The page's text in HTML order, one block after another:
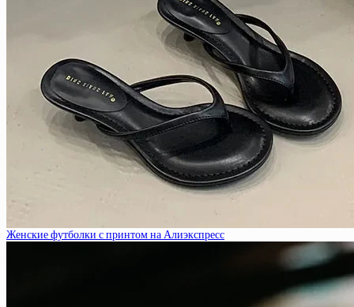
Женские футболки с принтом на Алиэкспресс